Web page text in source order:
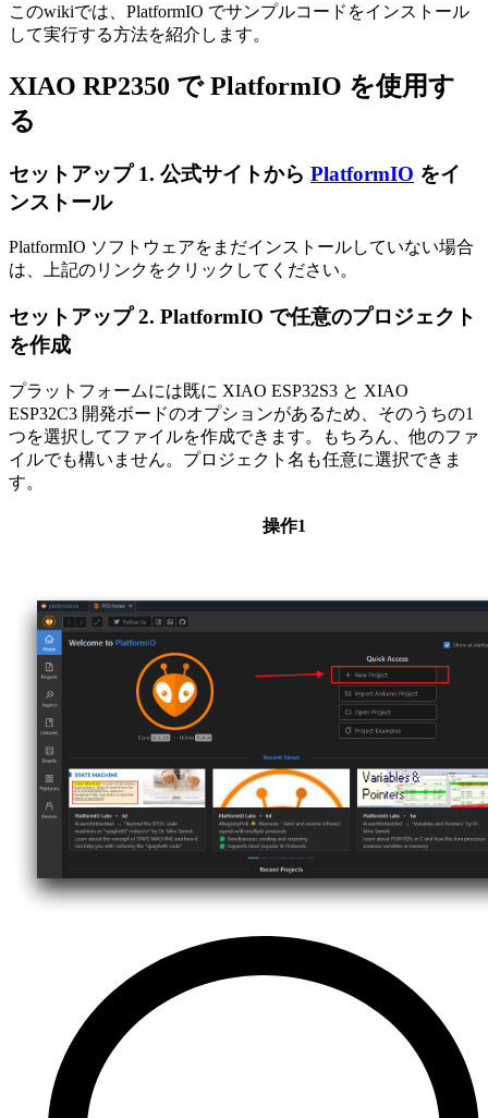
このwikiでは、PlatformIO でサンプルコードをインストール
して実行する方法を紹介します。
XIAO RP2350 で PlatformIO を使用す
る
セットアップ 1. 公式サイトから PlatformIO をイ
ンストール
PlatformIO ソフトウェアをまだインストールしていない場合
は、上記のリンクをクリックしてください。
セットアップ 2. PlatformIO で任意のプロジェクト
を作成
プラットフォームには既に XIAO ESP32S3 と XIAO
ESP32C3 開発ボードのオプションがあるため、そのうちの1
つを選択してファイルを作成できます。もちろん、他のファ
イルでも構いません。プロジェクト名も任意に選択できま
す。
操作1